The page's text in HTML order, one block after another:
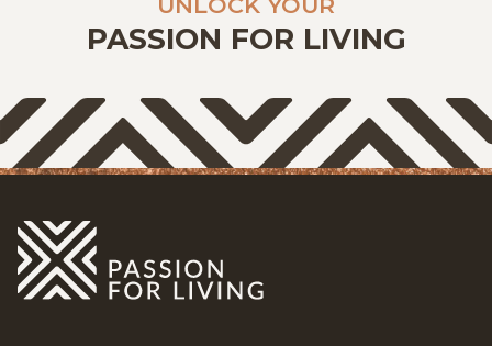
PASSION FOR LIVING